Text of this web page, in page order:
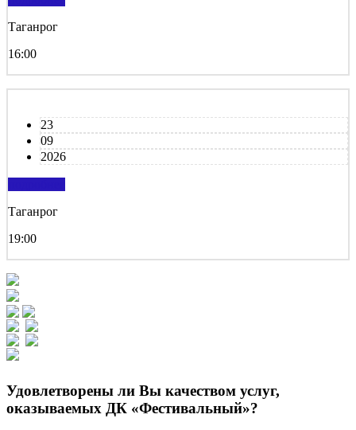
Таганрог
16:00
23
09
2026
Таганрог
19:00
Удовлетворены ли Вы качеством услуг,
оказываемых ДК «Фестивальный»?